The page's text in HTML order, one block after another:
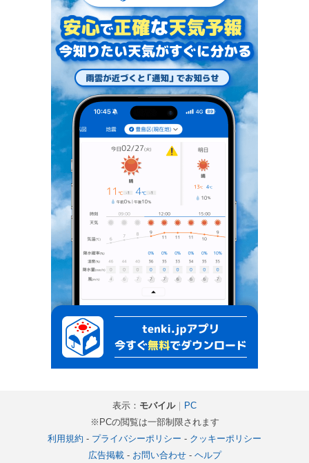
表示： モバイル｜ PC
※PCの閲覧は一部制限されます
利用規約 - プライバシーポリシー - クッキーポリシー
広告掲載- お問い合わせ- ヘルプ